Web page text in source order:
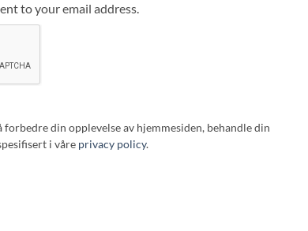
to your email address.
din opplevelse av hjemmesiden, behandle din
i våre privacy policy.